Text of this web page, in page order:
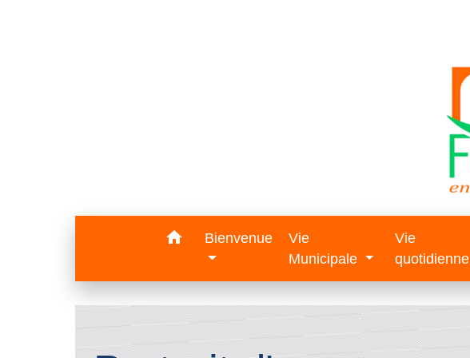
home Bienvenue
Vie
Municipale
Vie
quotidienne